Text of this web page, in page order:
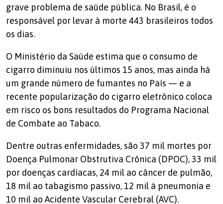
grave problema de saúde pública. No Brasil, é o
responsável por levar à morte 443 brasileiros todos
os dias.
O Ministério da Saúde estima que o consumo de
cigarro diminuiu nos últimos 15 anos, mas ainda há
um grande número de fumantes no País — e a
recente popularização do cigarro eletrônico coloca
em risco os bons resultados do Programa Nacional
de Combate ao Tabaco.
Dentre outras enfermidades, são 37 mil mortes por
Doença Pulmonar Obstrutiva Crônica (DPOC), 33 mil
por doenças cardíacas, 24 mil ao câncer de pulmão,
18 mil ao tabagismo passivo, 12 mil à pneumonia e
10 mil ao Acidente Vascular Cerebral (AVC).